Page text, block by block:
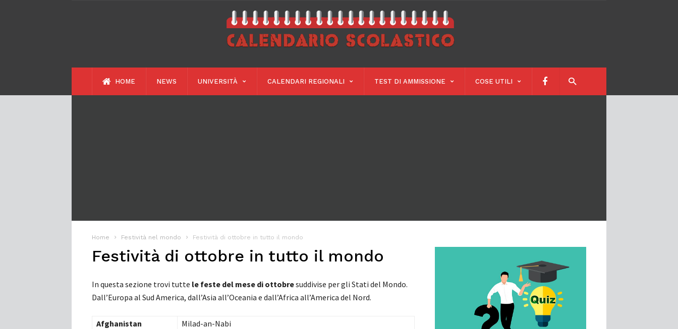
HOME NEWS UNIVERSITÀ CALENDARI REGIONALI TEST DI AMMISSIONE COSE UTILI
Home Festività nel mondo Festività di ottobre in tutto il mondo
Festività di ottobre in tutto il mondo
In questa sezione trovi tutte le feste del mese di ottobresuddivise per gli Stati del Mondo.
Dall’Europa al Sud America, dall’Asia all’Oceania e dall’Africa all’America del Nord.
Afghanistan
Milad-an-Nabi